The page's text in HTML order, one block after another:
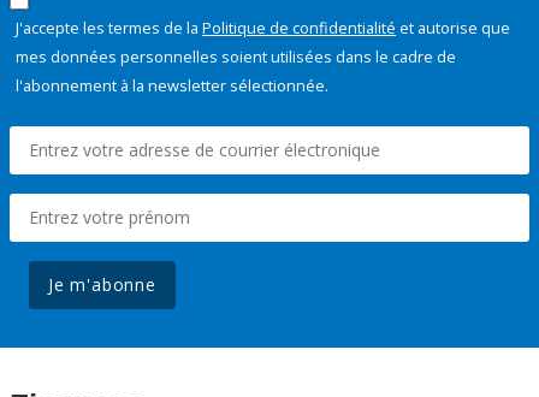
J'accepte les termes de la Politique de confidentialité et autorise que
mes données personnelles soient utilisées dans le cadre de
l'abonnement à la newsletter sélectionnée.
Je m'abonne